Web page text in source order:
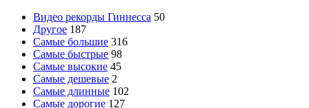
Видео рекорды Гиннесса 50
Другое 187
Самые большие 316
Самые быстрые 98
Самые высокие 45
Самые дешевые 2
Самые длинные 102
Самые дорогие 127